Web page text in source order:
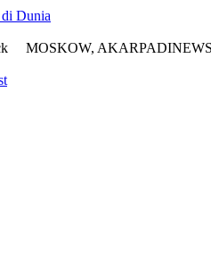
Dunia
MOSKOW,